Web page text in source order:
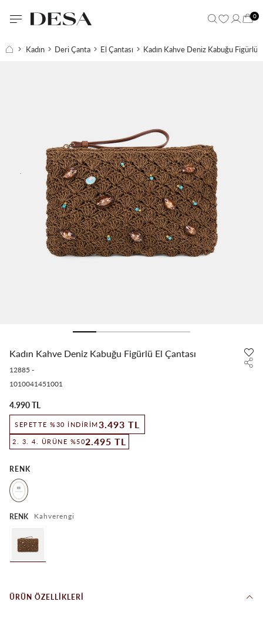
0
Kadın Deri Çanta El Çantası Kadın Kahve Deniz Kabuğu Figürlü
Kadın Kahve Deniz Kabuğu Figürlü El Çantası
12885 -
1010041451001
4.990 TL
SEPETTE %30 İNDIRIM3.493 TL
2. 3. 4. ÜRÜNE %502.495 TL
RENK
RENK Kahverengi
ÜRÜN ÖZELLIKLERI